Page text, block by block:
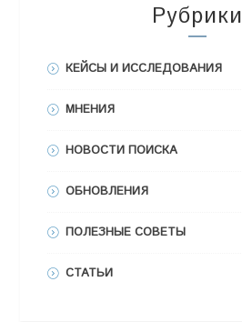
Рубрики
КЕЙСЫ И ИССЛЕДОВАНИЯ
МНЕНИЯ
НОВОСТИ ПОИСКА
ОБНОВЛЕНИЯ
ПОЛЕЗНЫЕ СОВЕТЫ
СТАТЬИ